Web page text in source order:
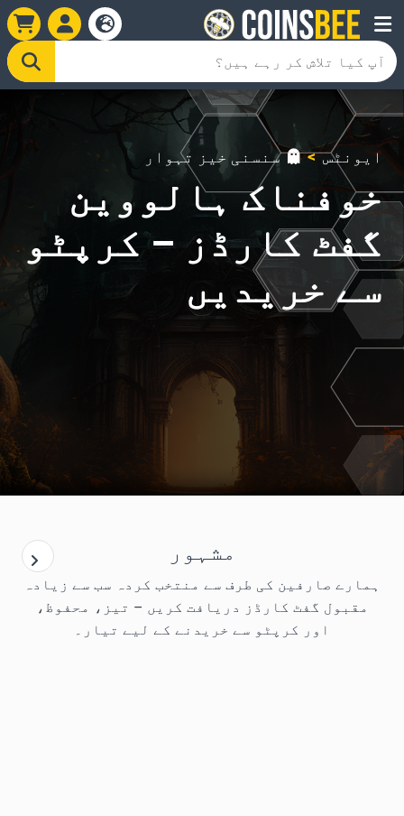
ایونٹس سنسنی خیز تہوار
خوفناک ہالووین
گفٹ کارڈز – کرپٹو
سے خریدیں
مشہور
ہمارے صارفین کی طرف سے منتخب کردہ سب سے زیادہ
مقبول گفٹ کارڈز دریافت کریں – تیز، محفوظ،
اور کرپٹو سے خریدنے کے لیے تیار۔